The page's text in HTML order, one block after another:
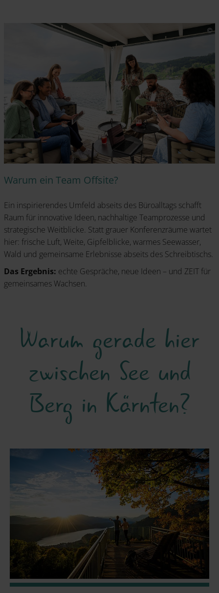
Warum ein Team Offsite?
Ein inspirierendes Umfeld abseits des Büroalltags schafft
Raum für innovative Ideen, nachhaltige Teamprozesse und
strategische Weitblicke. Statt grauer Konferenzräume wartet
hier: frische Luft, Weite, Gipfelblicke, warmes Seewasser,
Wald und gemeinsame Erlebnisse abseits des Schreibtischs.
Das Ergebnis: echte Gespräche, neue Ideen – und ZEIT für
gemeinsames Wachsen.
Warum gerade hier
zwischen See und
Berg in Kärnten?